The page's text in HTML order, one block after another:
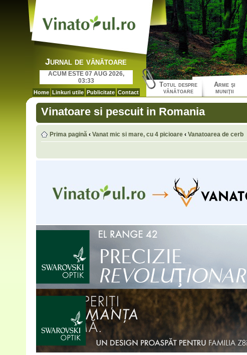
Jurnal de vânătoare
ACUM ESTE 07 AUG 2026,
03:33
Home Linkuri utile Publicitate Contact
Totul despre
vânătoare
Arme şi
muniţii
Vinatoare si pescuit in Romania
Prima pagină ‹ Vanat mic si mare, cu 4 picioare ‹ Vanatoarea de cerb